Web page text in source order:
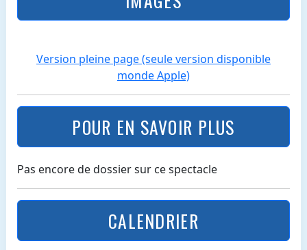
Version pleine page (seule version disponible
monde Apple)
POUR EN SAVOIR PLUS
Pas encore de dossier sur ce spectacle
CALENDRIER